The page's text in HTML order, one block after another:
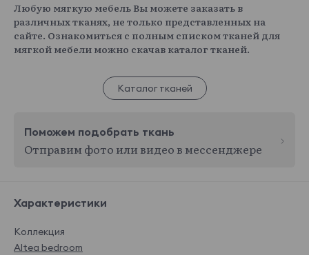
Любую мягкую мебель Вы можете заказать в
различных тканях, не только представленных на
сайте. Ознакомиться с полным списком тканей для
мягкой мебели можно скачав каталог тканей.
Каталог тканей
Поможем подобрать ткань
Отправим фото или видео в мессенджере
Характеристики
Коллекция
Altea bedroom